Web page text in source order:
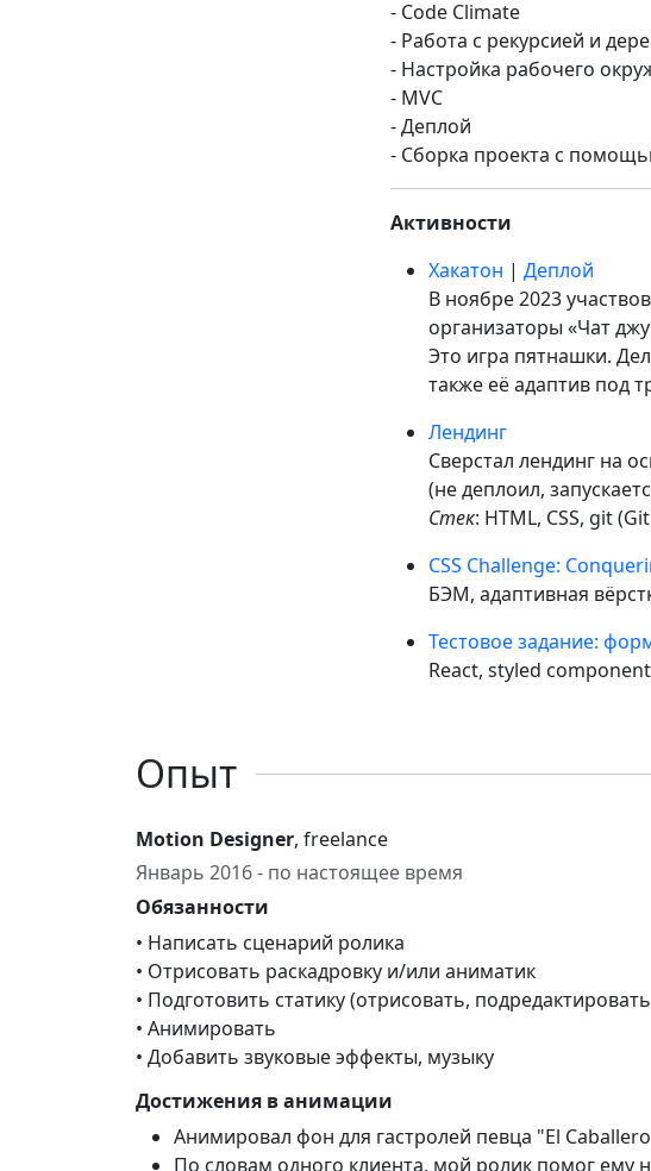
- Code Climate
- Работа с рекурсией и
- Настройка рабочего
- MVC
- Деплой
- Сборка проекта с
Активности
Хакатон | Деплой
В ноябре 2023
организаторы «Чат
Это игра пятнашки.
также её адаптив под
Лендинг
Сверстал лендинг на
(не деплоил,
Стек: HTML, CSS, git
CSS Challenge:
БЭМ, адаптивная
Тестовое задание:
React, styled
Опыт
Motion Designer, freelance
Январь 2016 - по настоящее время
Обязанности
• Написать сценарий ролика
• Отрисовать раскадровку и/или аниматик
• Подготовить статику (отрисовать,
• Анимировать
• Добавить звуковые эффекты, музыку
Достижения в анимации
Анимировал фон для гастролей певца "El
По словам одного клиента, мой ролик помог ему